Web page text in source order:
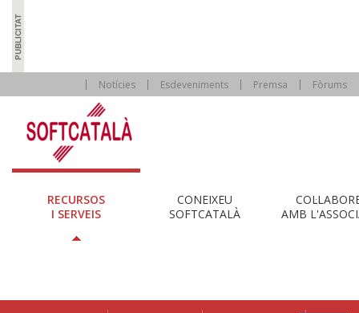
Notícies Esdeveniments Premsa Fòrums
RECURSOS
I SERVEIS
CONEIXEU
SOFTCATALÀ
AMB